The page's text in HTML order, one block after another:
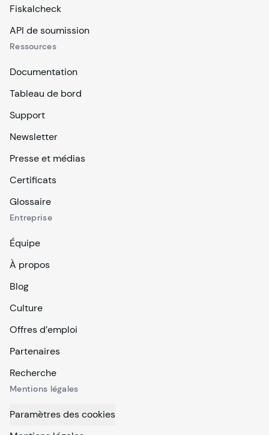
Fiskalcheck
API de soumission
Ressources
Documentation
Tableau de bord
Support
Newsletter
Presse et médias
Certificats
Glossaire
Entreprise
Équipe
À propos
Blog
Culture
Offres d’emploi
Partenaires
Recherche
Mentions légales
Paramètres des cookies